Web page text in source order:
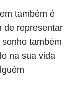
também é
de representar
também
na sua vida